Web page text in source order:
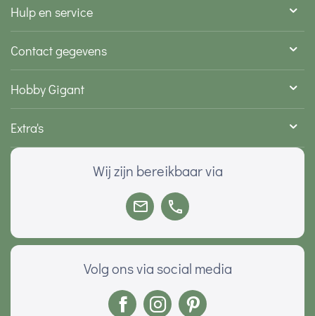
Hulp en service
Contact gegevens
Hobby Gigant
Extra's
Wij zijn bereikbaar via
Volg ons via social media